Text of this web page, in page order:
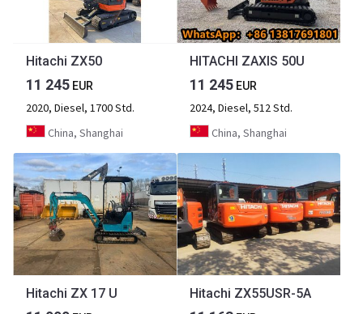
Hitachi ZX50
11 245 EUR
2020, Diesel, 1700 Std.
China, Shanghai
HITACHI ZAXIS 50U
11 245 EUR
2024, Diesel, 512 Std.
China, Shanghai
Hitachi ZX 17 U Hitachi ZX55USR-5A